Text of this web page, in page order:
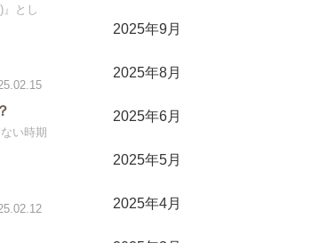
とし
い時期
2025年9月
2025年8月
2025年6月
2025年5月
2025年4月